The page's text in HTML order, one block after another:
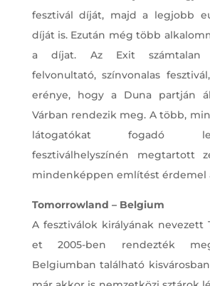
fesztivál díját, majd a legjobb
díját is. Ezután még több
a díjat. Az Exit számtalan
felvonultató, színvonalas
erénye, hogy a Duna partján
Várban rendezik meg. A több,
látogatókat fogadó
fesztiválhelyszínén megtartott
mindenképpen említést érdemel
Tomorrowland – Belgium
A fesztiválok királyának nevezett
et 2005-ben rendezték
Belgiumban található